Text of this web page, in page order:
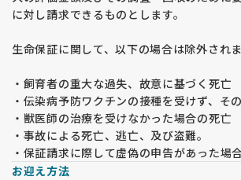
に対し請求できるものとします。
生命保証に関して、以下の場合は除外されま
・飼育者の重大な過失、故意に基づく死亡
・伝染病予防ワクチンの接種を受けず、そ
・獣医師の治療を受けなかった場合の死亡
・事故による死亡、逃亡、及び盗難。
・保証請求に際して虚偽の申告があった場
お迎え方法